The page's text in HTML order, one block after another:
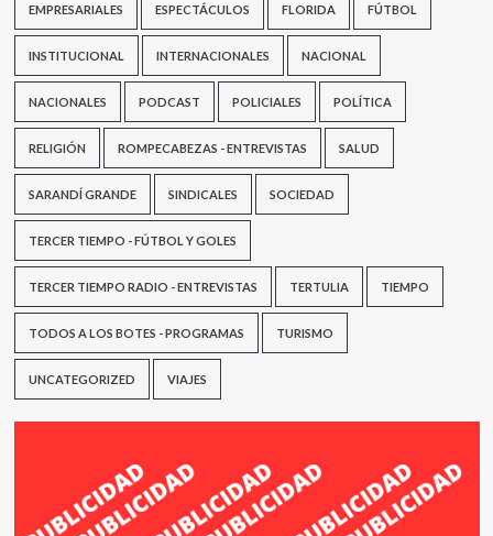
EMPRESARIALES ESPECTÁCULOS FLORIDA FÚTBOL
INSTITUCIONAL INTERNACIONALES NACIONAL
NACIONALES PODCAST POLICIALES POLÍTICA
RELIGIÓN ROMPECABEZAS - ENTREVISTAS SALUD
SARANDÍ GRANDE SINDICALES SOCIEDAD
TERCER TIEMPO - FÚTBOL Y GOLES
TERCER TIEMPO RADIO - ENTREVISTAS TERTULIA TIEMPO
TODOS A LOS BOTES - PROGRAMAS TURISMO
UNCATEGORIZED VIAJES